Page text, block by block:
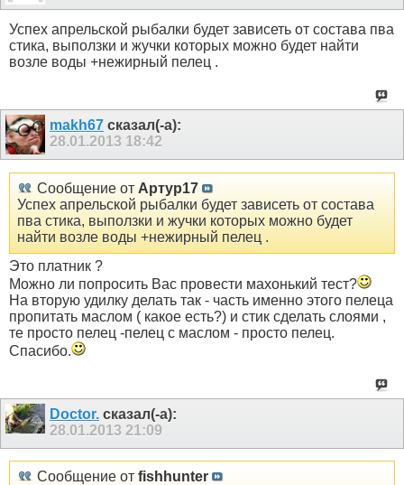
Успех апрельской рыбалки будет зависеть от состава пва
стика, выползки и жучки которых можно будет найти
возле воды +нежирный пелец .
makh67 сказал(-а):
28.01.2013 18:42
Сообщение от Артур17
Успех апрельской рыбалки будет зависеть от состава
пва стика, выползки и жучки которых можно будет
найти возле воды +нежирный пелец .
Это платник ?
Можно ли попросить Вас провести махонький тест?
На вторую удилку делать так - часть именно этого пелеца
пропитать маслом ( какое есть?) и стик сделать слоями ,
те просто пелец -пелец с маслом - просто пелец.
Спасибо.
Doctor. сказал(-а):
28.01.2013 21:09
Сообщение от fishhunter